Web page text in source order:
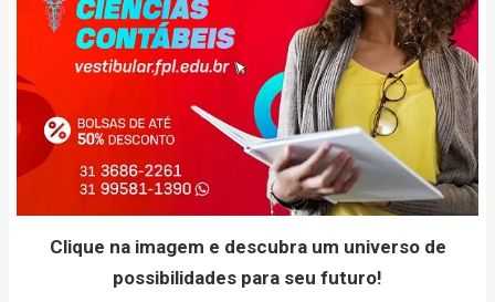
Clique na imagem e descubra um universo de
possibilidades para seu futuro!